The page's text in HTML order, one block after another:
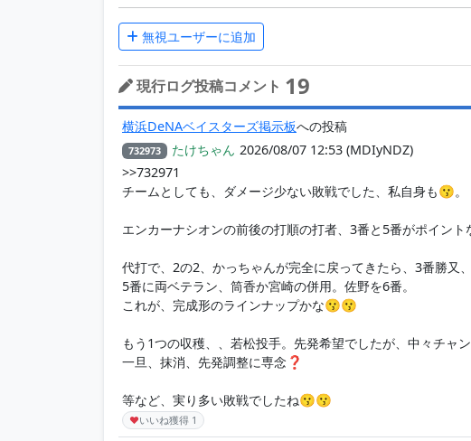
無視ユーザーに追加
現行ログ投稿コメント 19
横浜DeNAベイスターズ掲示板への投稿
732973 たけちゃん 2026/08/07 12:53 (MDIyNDZ)
>>732971
チームとしても、ダメージ少ない敗戦でした、私自身も😗。
エンカーナシオンの前後の打順の打者、3番と5番がポイント
代打で、2の2、かっちゃんが完全に戻ってきたら、3番勝又、
5番に両ベテラン、筒香か宮崎の併用。佐野を6番。
これが、完成形のラインナップかな😗😗
もう1つの収穫、、若松投手。先発希望でしたが、中々チャ
一旦、抹消、先発調整に専念❓
等など、実り多い敗戦でしたね😗😗
♥いいね獲得 1